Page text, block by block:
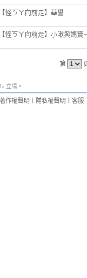
【怪ㄎㄚ向前走】華譽
【怪ㄎㄚ向前走】小啾與媽寶
第
立場。
著作權聲明 隱私權聲明 客服